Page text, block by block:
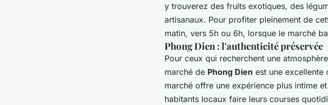
y trouverez des fruits exotiques, des
artisanaux. Pour profiter pleinement de
matin, vers 5h ou 6h, lorsque le marché
Phong Dien : l'authenticité préservée
Pour ceux qui recherchent une
marché de Phong Dien est une excellente
marché offre une expérience plus intime
habitants locaux faire leurs courses